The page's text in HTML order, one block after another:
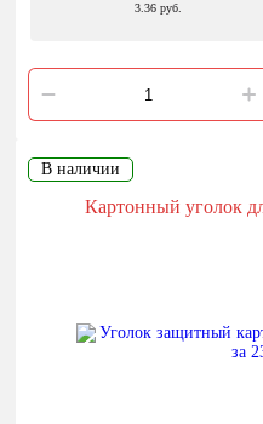
3.36 руб.
В наличии
Картонный уголок